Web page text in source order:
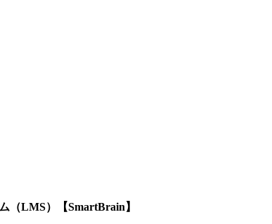
（LMS）【SmartBrain】